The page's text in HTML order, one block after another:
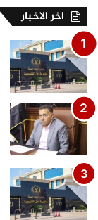
اخر الاخبار